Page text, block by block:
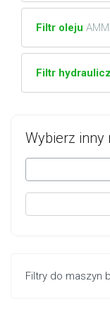
Wybierz inny
Filtry do maszyn
Filtr oleju
Filtr